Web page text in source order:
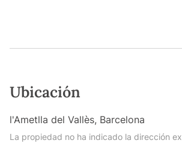
Ubicación
l'Ametlla del Vallès, Barcelona
La propiedad no ha indicado la dirección